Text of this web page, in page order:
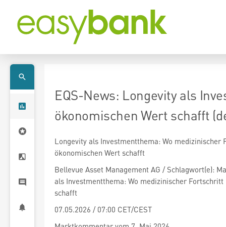
EQS-News: Longevity als
ökonomischen Wert schafft
Longevity als Investmentthema: Wo medizinischer
ökonomischen Wert schafft
Bellevue Asset Management AG / Schlagwort(e):
als Investmentthema: Wo medizinischer Fortschritt
schafft
07.05.2026 / 07:00 CET/CEST